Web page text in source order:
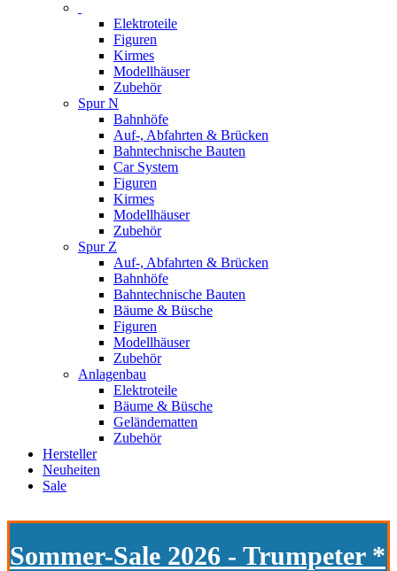
Elektroteile
Figuren
Kirmes
Modellhäuser
Zubehör
Spur N
Bahnhöfe
Auf-, Abfahrten & Brücken
Bahntechnische Bauten
Car System
Figuren
Kirmes
Modellhäuser
Zubehör
Spur Z
Auf-, Abfahrten & Brücken
Bahnhöfe
Bahntechnische Bauten
Bäume & Büsche
Figuren
Modellhäuser
Zubehör
Anlagenbau
Elektroteile
Bäume & Büsche
Geländematten
Zubehör
Hersteller
Neuheiten
Sale
Sommer-Sale 2026 - Trumpeter *